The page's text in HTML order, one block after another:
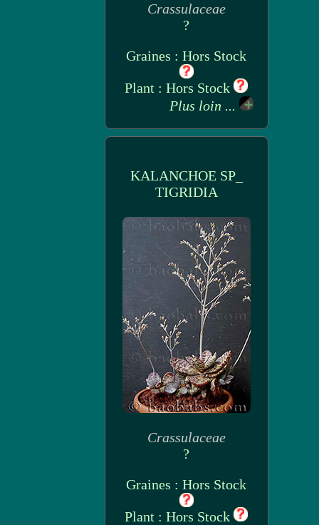
Crassulaceae
?
Graines : Hors Stock
Plant : Hors Stock
Plus loin ...
KALANCHOE SP_
TIGRIDIA
Crassulaceae
?
Graines : Hors Stock
Plant : Hors Stock